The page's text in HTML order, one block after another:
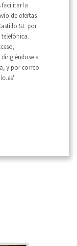
facilitar la
de ofertas
S.L por
a
y por correo